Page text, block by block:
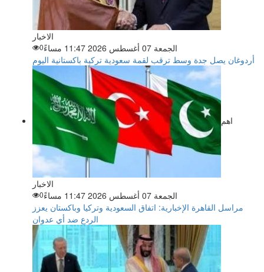
الاخبار
الجمعة 07 أغسطس 2026 11:47 مساءً
0
أردوغان يصل جدة وسط ترقب لقمة سعودية تركية باكستانية اليوم
اهم
الاخبار
الجمعة 07 أغسطس 2026 11:47 مساءً
0
مراسل القاهرة الإخبارية: اتفاق السعودية وتركيا وباكستان يعزز
الردع ضد أي عدوان